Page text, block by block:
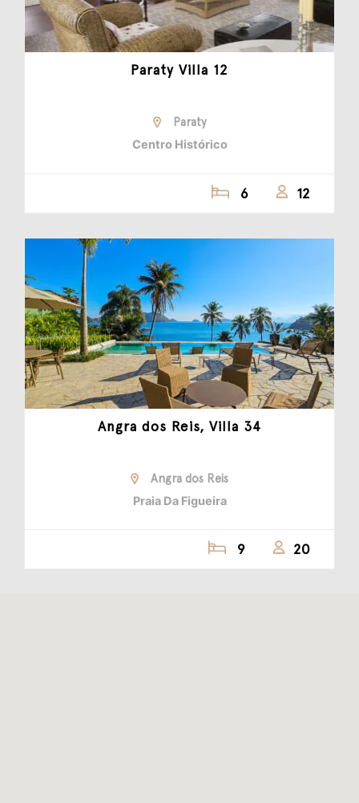
Paraty Villa 12
Paraty
Centro Histórico
6 12
Angra dos Reis, Villa 34
Angra dos Reis
Praia Da Figueira
9 20